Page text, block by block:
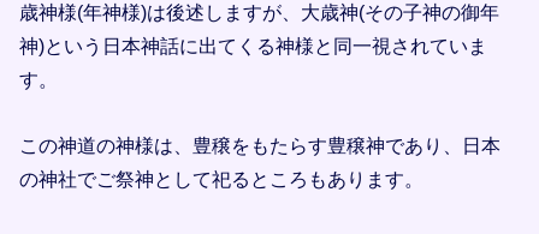
歳神様(年神様)は後述しますが、大歳神(その子神の御年
神)という日本神話に出てくる神様と同一視されていま
す。
この神道の神様は、豊穣をもたらす豊穣神であり、日本
の神社でご祭神として祀るところもあります。